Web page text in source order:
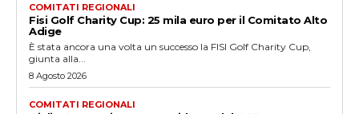
COMITATI REGIONALI
Fisi Golf Charity Cup: 25 mila euro per il Comitato Alto
Adige
È stata ancora una volta un successo la FISI Golf Charity Cup,
giunta alla...
8 Agosto 2026
COMITATI REGIONALI